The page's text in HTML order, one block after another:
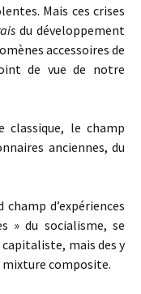
Mais ces crises
du développement
accessoires de
de vue de notre
le champ
anciennes, du
d’expériences
» du socialisme, se
mais des y
mixture composite.